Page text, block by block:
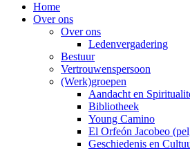
Home
Over ons
Over ons
Ledenvergadering
Bestuur
Vertrouwenspersoon
(Werk)groepen
Aandacht en
Bibliotheek
Young Camino
El Orfeón Jacobeo
Geschiedenis en